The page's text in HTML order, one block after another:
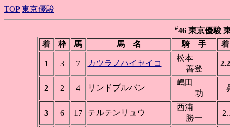
TOP 東京優駿
#46 東京優駿
着
枠 馬 馬 名 騎 手
1 3 7 カツラノハイセイコ
松本
善登
2 2 4 リンドプルバン
嶋田
功
3 6 17 テルテンリュウ
西浦
勝一